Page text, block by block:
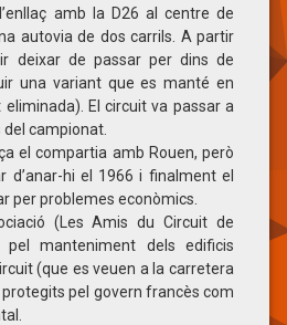
amb la D26 al centre de
autovia de dos carrils. A partir
deixar de passar per dins de
una variant que es manté en
El circuit va passar a
campionat.
el compartia amb Rouen, però
d’anar-hi el 1966 i finalment el
per problemes econòmics.
(Les Amis du Circuit de
pel manteniment dels edificis
(que es veuen a la carretera
pel govern francès com